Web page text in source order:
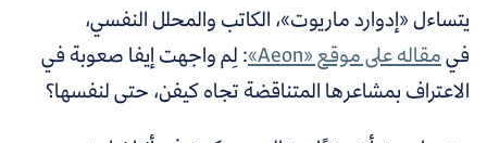
يتساءل «إدوارد ماريوت»، الكاتب والمحلل النفسي،
فيمقاله على موقع «Aeon»
: لِم واجهت إيفا صعوبة في
الاعتراف بمشاعرها المتناقضة تجاه كيفن، حتى لنفسها؟